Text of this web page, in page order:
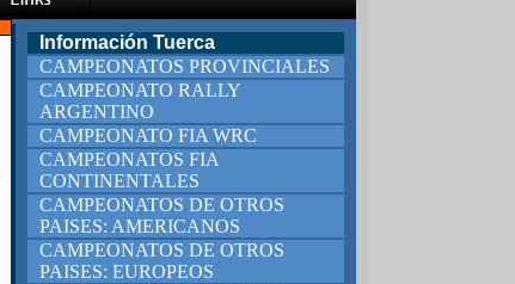
Información Tuerca
CAMPEONATOS PROVINCIALES
CAMPEONATO RALLY
ARGENTINO
CAMPEONATO FIA WRC
CAMPEONATOS FIA
CONTINENTALES
CAMPEONATOS DE OTROS
PAISES: AMERICANOS
CAMPEONATOS DE OTROS
PAISES: EUROPEOS